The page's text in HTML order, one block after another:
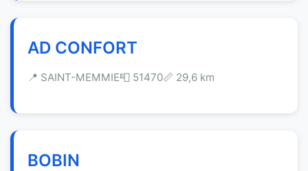
AD CONFORT
📍 SAINT-MEMMIE📮 51470📏 29,6 km
BOBIN